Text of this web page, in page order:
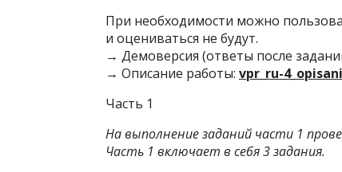
При необходимости можно
и оцениваться не будут.
→ Демоверсия (ответы после
→ Описание работы: vpr_ru-
Часть 1
На выполнение заданий части 1
Часть 1 включает в себя 3 задания.